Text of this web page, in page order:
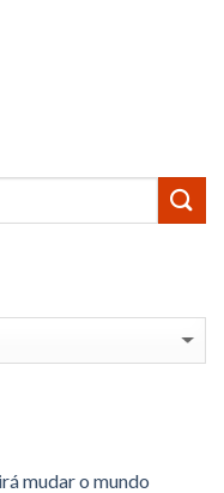
mudar o mundo